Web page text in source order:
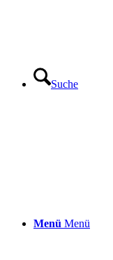
Suche
Menü Menü